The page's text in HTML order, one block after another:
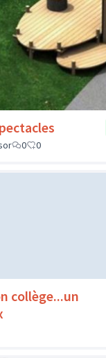
0 0
collège...un